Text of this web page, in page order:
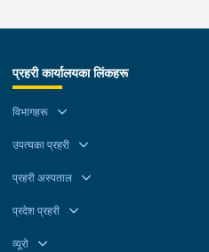
प्रहरी कार्यालयका लिंकहरू
विभागहरू
उपत्यका प्रहरी
प्रहरी अस्पताल
प्रदेश प्रहरी
व्यूरो